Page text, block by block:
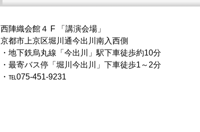
西陣織会館４ F 「講演会場」
京都市上京区堀川通今出川南入西側
・地下鉄烏丸線「今出川」駅下車徒歩約10分
・最寄バス停「堀川今出川」下車徒歩1～2分
・℡075-451-9231